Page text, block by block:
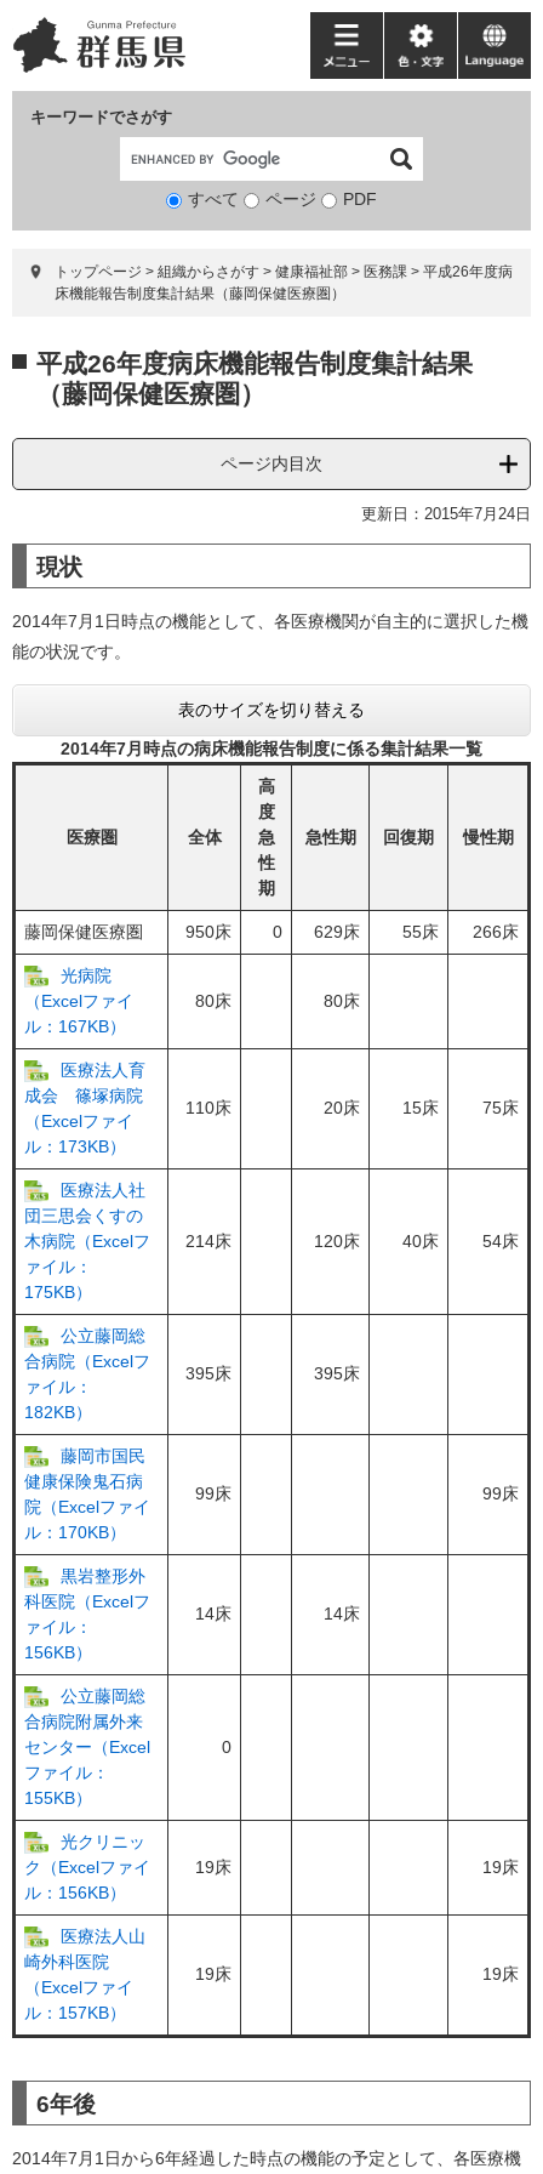
ー
ジ
ニ
ュ
て
キーワードでさがす
検
象
すべて ページ PDF
メ
ニ
ー
色・
文
language
トップページ > 組織からさがす > 健康福祉部 > 医務課 > 平成26年度病
床機能報告制度集計結果（藤岡保健医療圏）
文 平成26年度病床機能報告制度集計結果
（藤岡保健医療圏）
ページ内目次
更新日：2015年7月24日
現状
2014年7月1日時点の機能として、各医療機関が自主的に選択した機
能の状況です。
表のサイズを切り替える
2014年7月時点の病床機能報告制度に係る集計結果一覧
医療圏 全体
高
度
急
性
期
急性期 回復期 慢性期
藤岡保健医療圏 950床 0 629床 55床 266床
光病院
（Excelファイ
ル：167KB）
80床 80床
医療法人育
成会 篠塚病院
（Excelファイ
ル：173KB）
110床 20床 15床 75床
医療法人社
団三思会くすの
木病院（Excelフ
ァイル：
175KB）
214床 120床 40床 54床
公立藤岡総
合病院（Excelフ
ァイル：
182KB）
395床 395床
藤岡市国民
健康保険鬼石病
院（Excelファイ
ル：170KB）
99床 99床
黒岩整形外
科医院（Excelフ
ァイル：
156KB）
14床 14床
公立藤岡総
合病院附属外来
センター（Excel
ファイル：
155KB）
0
光クリニッ
ク（Excelファイ
ル：156KB）
19床 19床
医療法人山
崎外科医院
（Excelファイ
ル：157KB）
19床 19床
6年後
2014年7月1日から6年経過した時点の機能の予定として、各医療機